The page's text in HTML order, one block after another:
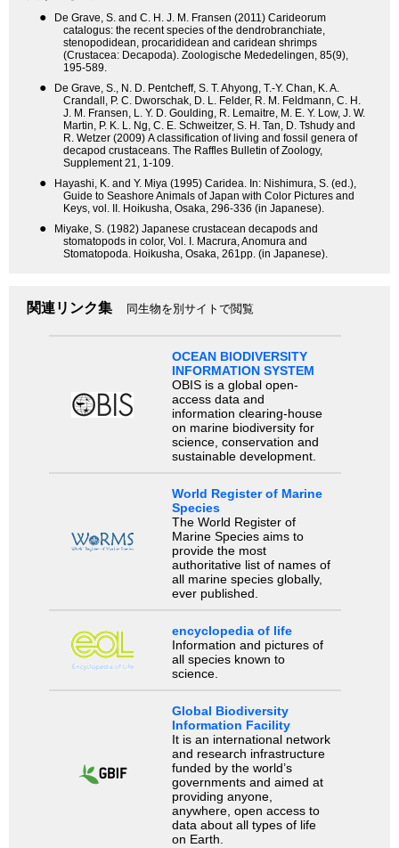
●
De Grave, S. and C. H. J. M. Fransen (2011) Carideorum
catalogus: the recent species of the dendrobranchiate,
stenopodidean, procarididean and caridean shrimps
(Crustacea: Decapoda). Zoologische Mededelingen, 85(9),
195-589.
●
De Grave, S., N. D. Pentcheff, S. T. Ahyong, T.-Y. Chan, K. A.
Crandall, P. C. Dworschak, D. L. Felder, R. M. Feldmann, C. H.
J. M. Fransen, L. Y. D. Goulding, R. Lemaitre, M. E. Y. Low, J. W.
Martin, P. K. L. Ng, C. E. Schweitzer, S. H. Tan, D. Tshudy and
R. Wetzer (2009) A classification of living and fossil genera of
decapod crustaceans. The Raffles Bulletin of Zoology,
Supplement 21, 1-109.
●
Hayashi, K. and Y. Miya (1995) Caridea. In: Nishimura, S. (ed.),
Guide to Seashore Animals of Japan with Color Pictures and
Keys, vol. II. Hoikusha, Osaka, 296-336 (in Japanese).
●
Miyake, S. (1982) Japanese crustacean decapods and
stomatopods in color, Vol. I. Macrura, Anomura and
Stomatopoda. Hoikusha, Osaka, 261pp. (in Japanese).
関連リンク集 同生物を別サイトで閲覧
OCEAN BIODIVERSITY
INFORMATION SYSTEM
OBIS is a global open-
access data and
information clearing-house
on marine biodiversity for
science, conservation and
sustainable development.
World Register of Marine
Species
The World Register of
Marine Species aims to
provide the most
authoritative list of names of
all marine species globally,
ever published.
encyclopedia of life
Information and pictures of
all species known to
science.
Global Biodiversity
Information Facility
It is an international network
and research infrastructure
funded by the world’s
governments and aimed at
providing anyone,
anywhere, open access to
data about all types of life
on Earth.